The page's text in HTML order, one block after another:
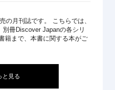
の月刊誌です。 こちらでは、
冊Discover Japanの各シリ
籍まで、本書に関する本がご
と見る